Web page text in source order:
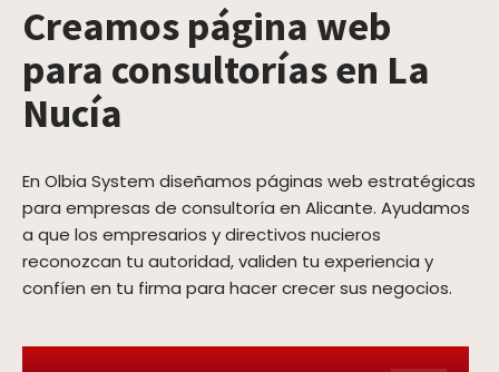
Creamos página web
para consultorías en La
Nucía
En Olbia System diseñamos páginas web estratégicas
para empresas de consultoría en Alicante. Ayudamos
a que los empresarios y directivos nucieros
reconozcan tu autoridad, validen tu experiencia y
confíen en tu firma para hacer crecer sus negocios.